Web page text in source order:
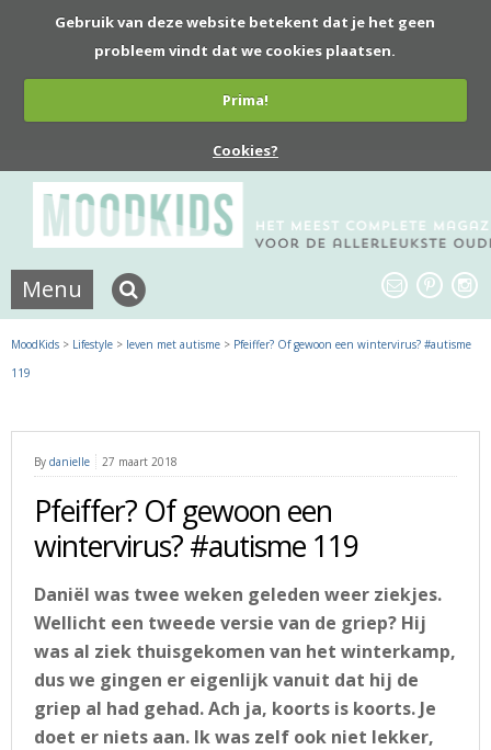
Gebruik van deze website betekent dat je het geen
probleem vindt dat we cookies plaatsen.
Prima!
Cookies?
Menu
MoodKids > Lifestyle > leven met autisme > Pfeiffer? Of gewoon een wintervirus? #autisme
119
By danielle 27 maart 2018
Pfeiffer? Of gewoon een
wintervirus? #autisme 119
Daniël was twee weken geleden weer ziekjes.
Wellicht een tweede versie van de griep? Hij
was al ziek thuisgekomen van het winterkamp,
dus we gingen er eigenlijk vanuit dat hij de
griep al had gehad. Ach ja, koorts is koorts. Je
doet er niets aan. Ik was zelf ook niet lekker,